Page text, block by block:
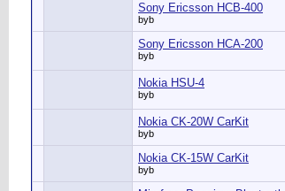
Sony Ericsson HCB-400
byb
Sony Ericsson HCA-200
byb
Nokia HSU-4
byb
Nokia CK-20W CarKit
byb
Nokia CK-15W CarKit
byb